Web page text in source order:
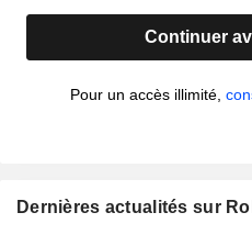
Continuer
Pour un accès illimité,
Dernières actualités sur